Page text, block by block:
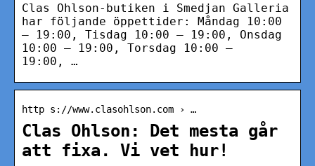
Clas Ohlson-butiken i Smedjan Galleria
har följande öppettider: Måndag 10:00
– 19:00, Tisdag 10:00 – 19:00, Onsdag
10:00 – 19:00, Torsdag 10:00 –
19:00, …
http s://www.clasohlson.com › …
Clas Ohlson: Det mesta går
att fixa. Vi vet hur!